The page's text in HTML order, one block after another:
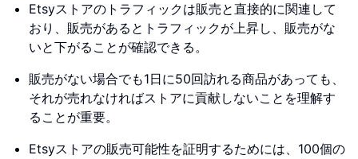
Etsyストアのトラフィックは販売と直接的に関連して
おり、販売があるとトラフィックが上昇し、販売がな
いと下がることが確認できる。
販売がない場合でも1日に50回訪れる商品があっても、
それが売れなければストアに貢献しないことを理解す
ることが重要。
Etsyストアの販売可能性を証明するためには、100個の